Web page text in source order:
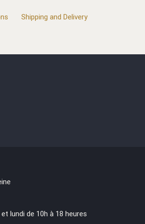
Shipping and Delivery
lundi de 10h à 18 heures